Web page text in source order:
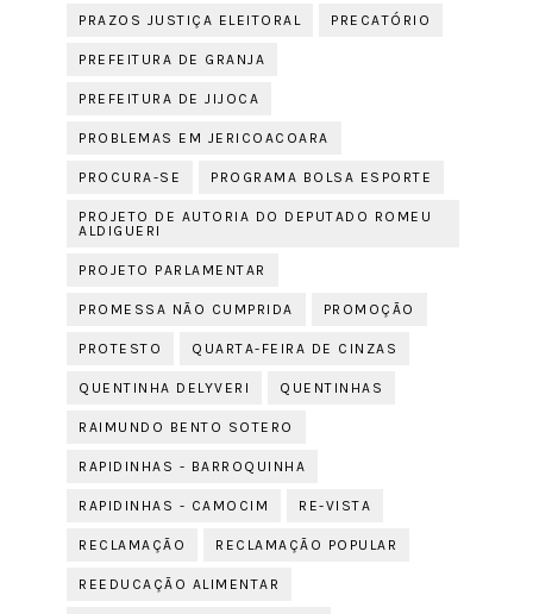
PRAZOS JUSTIÇA ELEITORAL PRECATÓRIO
PREFEITURA DE GRANJA
PREFEITURA DE JIJOCA
PROBLEMAS EM JERICOACOARA
PROCURA-SE PROGRAMA BOLSA ESPORTE
PROJETO DE AUTORIA DO DEPUTADO ROMEU
ALDIGUERI
PROJETO PARLAMENTAR
PROMESSA NÃO CUMPRIDA PROMOÇÃO
PROTESTO QUARTA-FEIRA DE CINZAS
QUENTINHA DELYVERI QUENTINHAS
RAIMUNDO BENTO SOTERO
RAPIDINHAS - BARROQUINHA
RAPIDINHAS - CAMOCIM RE-VISTA
RECLAMAÇÃO RECLAMAÇÃO POPULAR
REEDUCAÇÃO ALIMENTAR